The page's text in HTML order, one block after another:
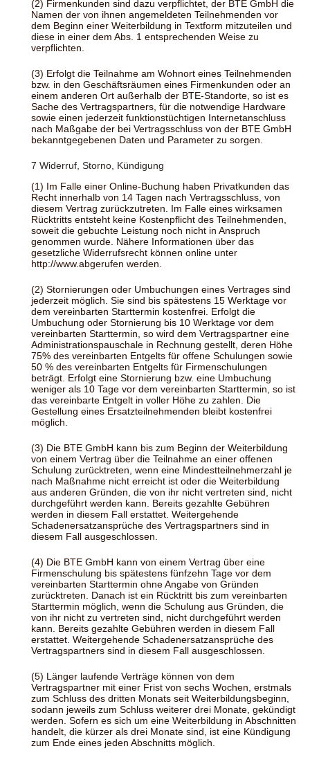
(2) Firmenkunden sind dazu verpflichtet, der BTE GmbH die
Namen der von ihnen angemeldeten Teilnehmenden vor
dem Beginn einer Weiterbildung in Textform mitzuteilen und
diese in einer dem Abs. 1 entsprechenden Weise zu
verpflichten.
(3) Erfolgt die Teilnahme am Wohnort eines Teilnehmenden
bzw. in den Geschäftsräumen eines Firmenkunden oder an
einem anderen Ort außerhalb der BTE-Standorte, so ist es
Sache des Vertragspartners, für die notwendige Hardware
sowie einen jederzeit funktionstüchtigen Internetanschluss
nach Maßgabe der bei Vertragsschluss von der BTE GmbH
bekanntgegebenen Daten und Parameter zu sorgen.
7 Widerruf, Storno, Kündigung
(1) Im Falle einer Online-Buchung haben Privatkunden das
Recht innerhalb von 14 Tagen nach Vertragsschluss, von
diesem Vertrag zurückzutreten. Im Falle eines wirksamen
Rücktritts entsteht keine Kostenpflicht des Teilnehmenden,
soweit die gebuchte Leistung noch nicht in Anspruch
genommen wurde. Nähere Informationen über das
gesetzliche Widerrufsrecht können online unter
http://www.abgerufen werden.
(2) Stornierungen oder Umbuchungen eines Vertrages sind
jederzeit möglich. Sie sind bis spätestens 15 Werktage vor
dem vereinbarten Starttermin kostenfrei. Erfolgt die
Umbuchung oder Stornierung bis 10 Werktage vor dem
vereinbarten Starttermin, so wird dem Vertragspartner eine
Administrationspauschale in Rechnung gestellt, deren Höhe
75% des vereinbarten Entgelts für offene Schulungen sowie
50 % des vereinbarten Entgelts für Firmenschulungen
beträgt. Erfolgt eine Stornierung bzw. eine Umbuchung
weniger als 10 Tage vor dem vereinbarten Starttermin, so ist
das vereinbarte Entgelt in voller Höhe zu zahlen. Die
Gestellung eines Ersatzteilnehmenden bleibt kostenfrei
möglich.
(3) Die BTE GmbH kann bis zum Beginn der Weiterbildung
von einem Vertrag über die Teilnahme an einer offenen
Schulung zurücktreten, wenn eine Mindestteilnehmerzahl je
nach Maßnahme nicht erreicht ist oder die Weiterbildung
aus anderen Gründen, die von ihr nicht vertreten sind, nicht
durchgeführt werden kann. Bereits gezahlte Gebühren
werden in diesem Fall erstattet. Weitergehende
Schadenersatzansprüche des Vertragspartners sind in
diesem Fall ausgeschlossen.
(4) Die BTE GmbH kann von einem Vertrag über eine
Firmenschulung bis spätestens fünfzehn Tage vor dem
vereinbarten Starttermin ohne Angabe von Gründen
zurücktreten. Danach ist ein Rücktritt bis zum vereinbarten
Starttermin möglich, wenn die Schulung aus Gründen, die
von ihr nicht zu vertreten sind, nicht durchgeführt werden
kann. Bereits gezahlte Gebühren werden in diesem Fall
erstattet. Weitergehende Schadenersatzansprüche des
Vertragspartners sind in diesem Fall ausgeschlossen.
(5) Länger laufende Verträge können von dem
Vertragspartner mit einer Frist von sechs Wochen, erstmals
zum Schluss des dritten Monats seit Weiterbildungsbeginn,
sodann jeweils zum Schluss weiterer drei Monate, gekündigt
werden. Sofern es sich um eine Weiterbildung in Abschnitten
handelt, die kürzer als drei Monate sind, ist eine Kündigung
zum Ende eines jeden Abschnitts möglich.